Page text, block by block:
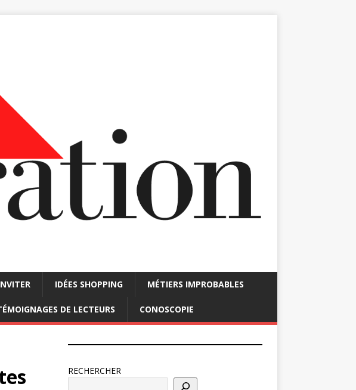
IDÉES SHOPPING MÉTIERS IMPROBABLES
DE LECTEURS CONOSCOPIE
RECHERCHER